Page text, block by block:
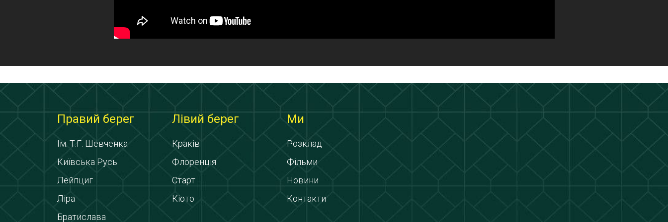
Правий берег
Ім. Т.Г. Шевченка
Київська Русь
Лейпциг
Ліра
Братислава
Лівий берег
Краків
Флоренція
Старт
Кіото
Ми
Розклад
Фільми
Новини
Контакти